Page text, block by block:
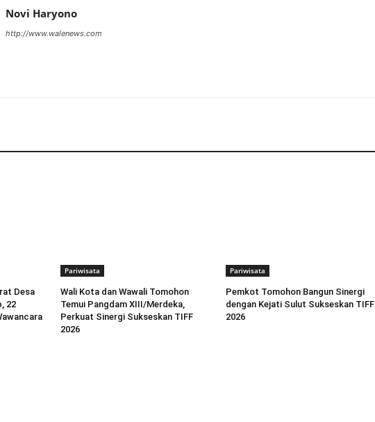
Novi Haryono
http://www.walenews.com
Desa
22
Pariwisata
Wali Kota dan Wawali Tomohon
Temui Pangdam XIII/Merdeka,
Perkuat Sinergi Sukseskan TIFF
2026
Pariwisata
Pemkot Tomohon Bangun Sinergi
dengan Kejati Sulut Sukseskan TIFF
2026